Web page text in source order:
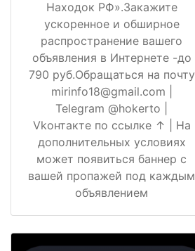
Находок РФ».Закажите
ускоренное и обширное
распространение вашего
объявления в Интернете -до
790 руб.Обращаться на почту
mirinfo18@gmail.com |
Telegram @hokerto |
Vkонтакте по ссылке ↑ | На
дополнительных условиях
может появиться баннер с
вашей пропажей под каждым
объявлением